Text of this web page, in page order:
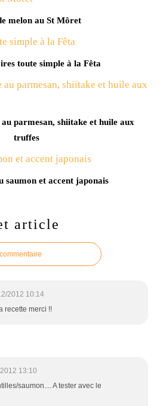
melon au St Môret
toute simple à la Fêta
parmesan, shiitake et huile aux
truffes
et accent japonais
article
2012 10:14
recette merci !!
13:10
saumon.... A tester avec le